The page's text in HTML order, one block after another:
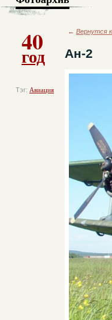
40
год
Тэг: Авиация
← Вернутся
Ан-2